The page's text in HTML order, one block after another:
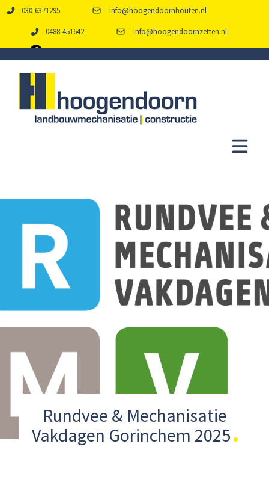
030-6371295 info@hoogendoornhouten.nl
0488-451642 info@hoogendoornzetten.nl
Rundvee & Mechanisatie
Vakdagen Gorinchem 2025